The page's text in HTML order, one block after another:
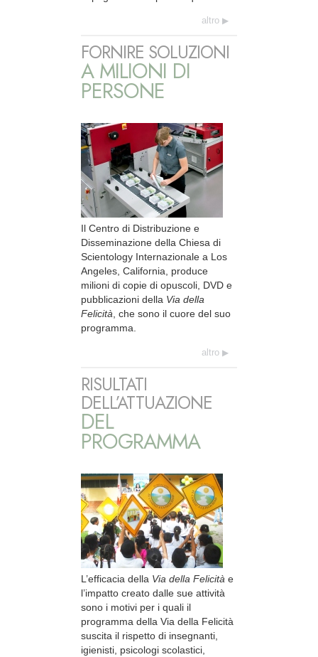
altro
FORNIRE SOLUZIONI
A MILIONI DI
PERSONE
Il Centro di Distribuzione e
Disseminazione della Chiesa di
Scientology Internazionale a Los
Angeles, California, produce
milioni di copie di opuscoli, DVD e
pubblicazioni della Via della
Felicità , che sono il cuore del suo
programma.
altro
RISULTATI
DELL’ATTUAZIONE
DEL
PROGRAMMA
L’efficacia della Via della Felicità e
l’impatto creato dalle sue attività
sono i motivi per i quali il
programma della Via della Felicità
suscita il rispetto di insegnanti,
igienisti, psicologi scolastici,